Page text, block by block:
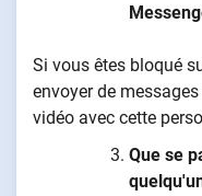
Si vous êtes bloqué
envoyer de
vidéo avec cette
Que se